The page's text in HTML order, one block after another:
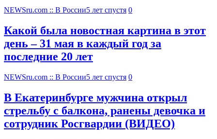
NEWSru.com :: В России5 лет спустя 0
Какой была новостная картина в этот
день – 31 мая в каждый год за
последние 20 лет
NEWSru.com :: В России5 лет спустя 0
В Екатеринбурге мужчина открыл
стрельбу с балкона, ранены девочка и
сотрудник Росгвардии (ВИДЕО)